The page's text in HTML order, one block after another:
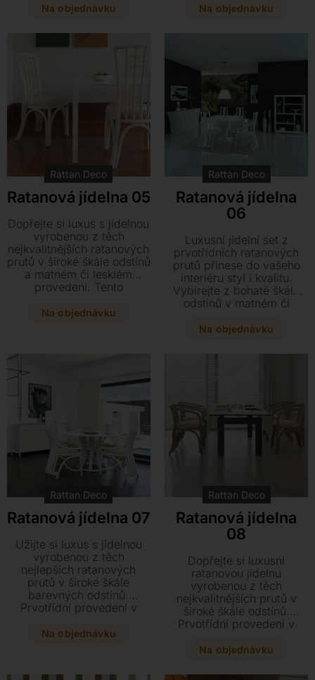
látky pro váš maximální
Na objednávku
lesklém provedení
Na objednávku
Rattan Deco
Ratanová jídelna 05
Dopřejte si luxus s jídelnou
vyrobenou z těch
nejkvalitnějších ratanových
prutů v široké škále odstínů
a matném či lesklém
provedení. Tento
prvotřídní španělské látky,
Na objednávku
Rattan Deco
Ratanová jídelna
06
Luxusní jídelní set z
prvotřídních ratanových
prutů přinese do vašeho
interiéru styl i kvalitu.
Vybírejte z bohaté škály
odstínů v matném či
doplněných o prvotřídní
Na objednávku
Rattan Deco
Ratanová jídelna 07
Užijte si luxus s jídelnou
vyrobenou z těch
nejlepších ratanových
prutů v široké škále
barevných odstínů.
Prvotřídní provedení v
kvalitní španělské látky pro
Na objednávku
Rattan Deco
Ratanová jídelna
08
Dopřejte si luxusní
ratanovou jídelnu
vyrobenou z těch
nejkvalitnějších prutů v
široké škále odstínů.
Prvotřídní provedení v
španělské látky té nejvyšší
Na objednávku